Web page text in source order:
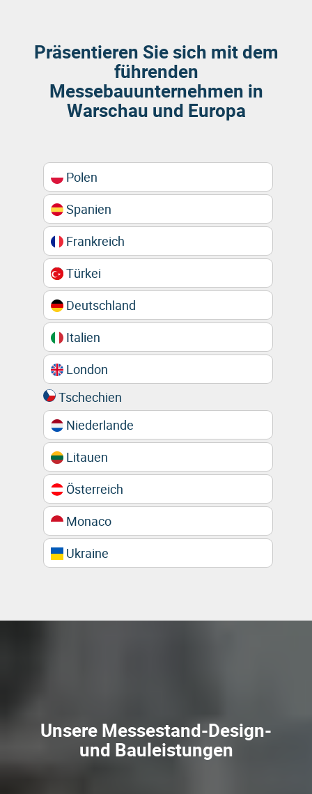
Präsentieren Sie sich mit dem
führenden
Messebauunternehmen in
Warschau und Europa
Polen
Spanien
Frankreich
Türkei
Deutschland
Italien
London
Tschechien
Niederlande
Litauen
Österreich
Monaco
Ukraine
Unsere Messestand-Design-
und Bauleistungen